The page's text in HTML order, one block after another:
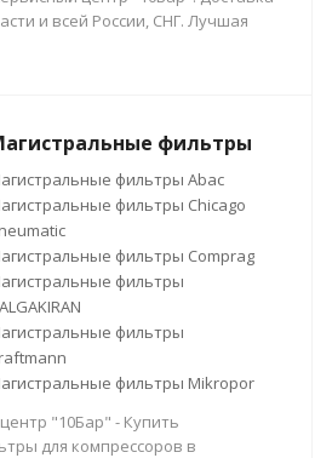
и всей России, СНГ. Лучшая
фильтры
фильтры Abac
фильтры Chicago
фильтры Comprag
фильтры
фильтры
фильтры Mikropor
"10Бар" - Купить
для компрессоров в